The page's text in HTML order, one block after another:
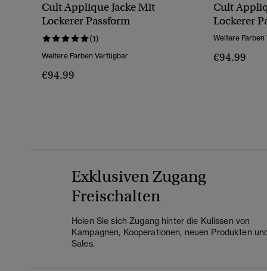
Cult Applique Jacke Mit
Lockerer Passform
(1)
Weitere Farben Verfügbar
€94.99
Cult
Lockerer
Weitere Farben
€94.99
Exklusiven Zugang
Freischalten
Holen Sie sich Zugang hinter die Kulissen von
Kampagnen, Kooperationen, neuen Produkten
Sales.